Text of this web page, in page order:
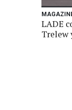
LADE
Trelew